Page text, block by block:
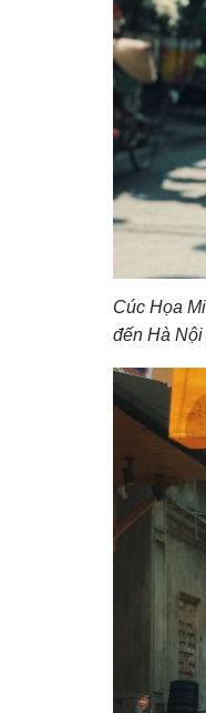
Cúc Họa
đến Hà Nội